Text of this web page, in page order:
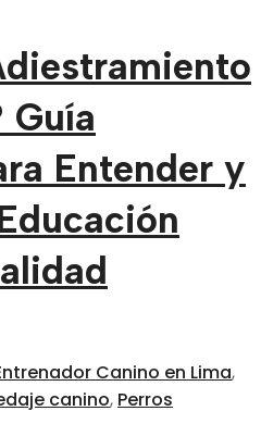
Guía
Entender y
Canino en Lima,
canino, Perros